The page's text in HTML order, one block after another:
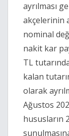
ayrılması
akçelerinin
nominal
nakit kar
TL
kalan
olarak
Ağustos
hususların